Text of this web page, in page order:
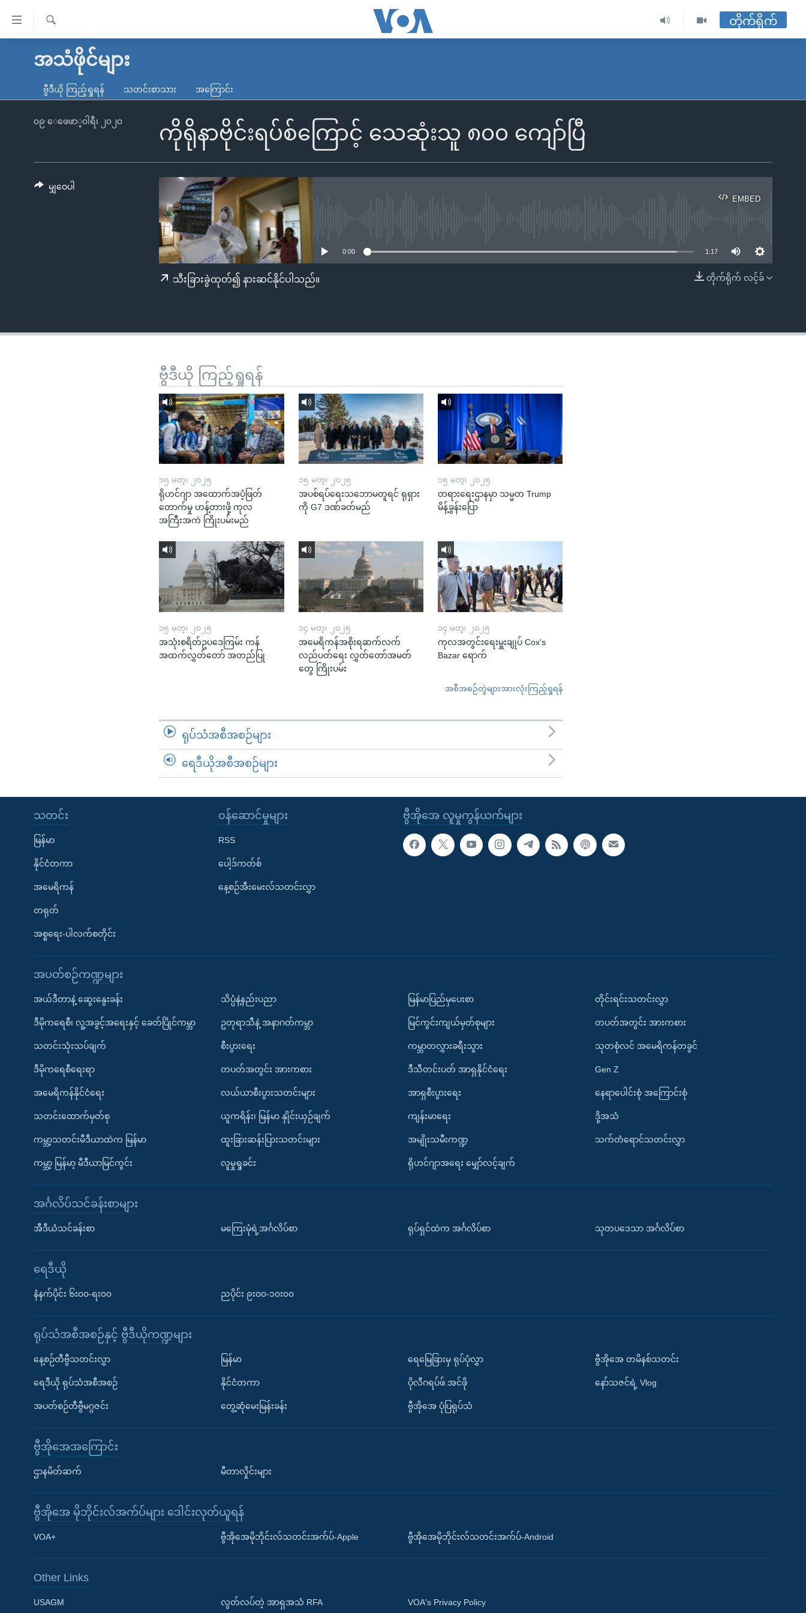
လွယ်ကူ
သည့်
ကျော်
မူလစာမျက်နှာ
ကမ္ဘာ့သတင်းများ
နိုင်ငံတကာ
တရုတ်
အစ္စရေး-ပါလက်စတိုင်း
ရပ်ဝန်းတခု လမ်းတခု အလွန်
အင်္ဂလိပ်စာလေ့လာမယ်
Learning English
ရ
တိုက်ရိုက်
အသံဖိုင်များ
ဗွီဒီယို ကြည့်ရှုရန် သတင်းစာသား အကြောင်း
ကိုရိုနာဗိုင်းရပ်စ်ကြောင့် သေဆုံးသူ ၈၀၀ ကျော်ပြီ
၀၉ ေဖေဖာ္၀ါရီ၊ ၂၀၂၀
EMBED
EMBED
0:00 1:17
တိုက်ရိုက် လင့်ခ်
သီးခြားခွဲထုတ်၍ နားဆင်နိုင်ပါသည်။
မျှဝေပါ
ဗွီဒီယို ကြည့်ရှုရန်
၁၅ မတ္၊ ၂၀၂၅
ရိုဟင်ဂျာ အထောက်အပံ့ဖြတ်
တောက်မှု ဟန့်တားဖို့ ကုလ
အကြီးအကဲ ကြိုးပမ်းမည်
၁၅ မတ္၊ ၂၀၂၅
အပစ်ရပ်ရေးသဘောမတူရင် ရုရှား
ကို G7 ဒဏ်ခတ်မည်
၁၅ မတ္၊ ၂၀၂၅
တရားရေးဌာနမှာ သမ္မတ Trump
မိန့်ခွန်းပြော
၁၅ မတ္၊ ၂၀၂၅
အသုံးစရိတ်ဥပဒေကြမ်း ကန်
အထက်လွှတ်တော် အတည်ပြု
၁၄ မတ္၊ ၂၀၂၅
အမေရိကန်အစိုးရဆက်လက်
လည်ပတ်ရေး လွှတ်တော်အမတ်
တွေ ကြိုးပမ်း
၁၄ မတ္၊ ၂၀၂၅
ကုလအတွင်းရေးမှူးချုပ် Cox's
Bazar ရောက်
အစီအစဉ်တွဲများအားလုံးကြည့်ရှုရန်
ရုပ်သံအစီအစဉ်များ
ရေဒီယိုအစီအစဉ်များ
ဗွီအိုအေ လူမှုကွန်ယက်များ
သတင်း
မြန်မာ
နိုင်ငံတကာ
အမေရိကန်
တရုတ်
အစ္စရေး-ပါလက်စတိုင်း
၀န်ဆောင်မှုများ
RSS
ပေါ့ဒ်ကတ်စ်
နေ့စဉ်အီးမေးလ်သတင်းလွှာ
အပတ်စဉ်ကဏ္ဍများ
အယ်ဒီတာနဲ့ ဆွေးနွေးခန်း
ဒီမိုကရေစီ၊ လူ့အခွင့်အရေးနှင့် ခေတ်ပြိုင်ကမ္ဘာ
သတင်းသုံးသပ်ချက်
ဒီမိုကရေစီရေးရာ
အမေရိကန်နိုင်ငံရေး
သတင်းထောက်မှတ်စု
ကမ္ဘာ့သတင်းမီဒီယာထဲက မြန်မာ
ကမ္ဘာ့ မြန်မာ့ မီဒီယာမြင်ကွင်း
သိပ္ပံနဲ့နည်းပညာ
ဥတုရာသီနဲ့ အနာဂတ်ကမ္ဘာ
စီးပွားရေး
တပတ်အတွင်း အားကစား
လယ်ယာစီးပွားသတင်းများ
ယူကရိန်း၊ မြန်မာ နှိုင်းယှဉ်ချက်
ထူးခြားဆန်းပြားသတင်းများ
လူမှုရှုခင်း
မြန်မာပြည်မှပေးစာ
မြင်ကွင်းကျယ်မှတ်စုများ
ကမ္ဘာတလွှားခရီးသွား
ဒီသီတင်းပတ် အာရှနိုင်ငံရေး
အာရှစီးပွားရေး
ကျန်းမာရေး
အမျိုးသမီးကဏ္ဍ
ရိုဟင်ဂျာအရေး မျှော်လင့်ချက်
တိုင်းရင်းသတင်းလွှာ
တပတ်အတွင်း အားကစား
သုတစုံလင် အမေရိကန်တခွင်
Gen Z
နေရာပေါင်းစုံ အကြောင်းစုံ
ဒို့အသံ
သက်တံရောင်သတင်းလွှာ
အင်္ဂလိပ်သင်ခန်းစာများ
အီဒီယံသင်ခန်းစာ မကြေးမုံရဲ့အင်္ဂလိပ်စာ ရုပ်ရှင်ထဲက အင်္ဂလိပ်စာ သုတပဒေသာ အင်္ဂလိပ်စာ
ရေဒီယို
နံနက်ပိုင်း ၆း၀၀-ရး၀၀ ညပိုင်း ၉း၀၀-၁၀း၀၀
ရုပ်သံအစီအစဉ်နှင့် ဗွီဒီယိုကဏ္ဍများ
နေ့စဉ်တီဗွီသတင်းလွှာ
ရေဒီယို ရုပ်သံအစီအစဉ်
အပတ်စဉ်တီဗွီမဂ္ဂဇင်း
မြန်မာ
နိုင်ငံတကာ
တွေ့ဆုံမေးမြန်းခန်း
ရေမြေခြားမှ ရုပ်ပုံလွှာ
ပိုလီဂရပ်ဖ်.အင်ဖို
ဗွီအိုအေ ပုံပြရုပ်သံ
ဗွီအိုအေ တမိနစ်သတင်း
နော်သဇင်ရဲ့ Vlog
ဗွီအိုအေအကြောင်း
ဌာနမိတ်ဆက် မီတာလှိုင်းများ
ဗွီအိုအေ မိုဘိုင်းလ်အက်ပ်များ ဒေါင်းလုတ်ယူရန်
VOA+ ဗွီအိုအေမိုဘိုင်းလ်သတင်းအက်ပ်-Apple ဗွီအိုအေမိုဘိုင်းလ်သတင်းအက်ပ်-Android
Other Links
USAGM လွတ်လပ်တဲ့ အာရှအသံ RFA VOA's Privacy Policy